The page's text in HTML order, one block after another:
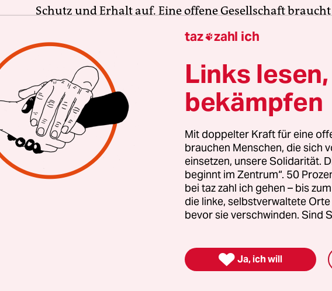
Schutz und Erhalt auf. Eine offene Gesellschaft
zugänglichen Journalismus – und
Finden Sie auch? Dann machen Sie mit und
Jetzt unterstützen
taz.am Wochenende
Genuss
taz zahl ich
Links
bekämpfen
Mit doppelter Kraft für eine
brauchen Menschen, die sich
einsetzen, unsere Solidarität.
beginnt im Zentrum“. 50
bei taz zahl ich gehen – bis
die linke, selbstverwaltete
bevor sie verschwinden. Sind
 Ja, ich will